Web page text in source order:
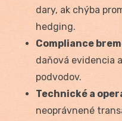
dary, ak chýba
hedging.
Compliance
daňová evidencia
podvodov.
Technické a
neoprávnené